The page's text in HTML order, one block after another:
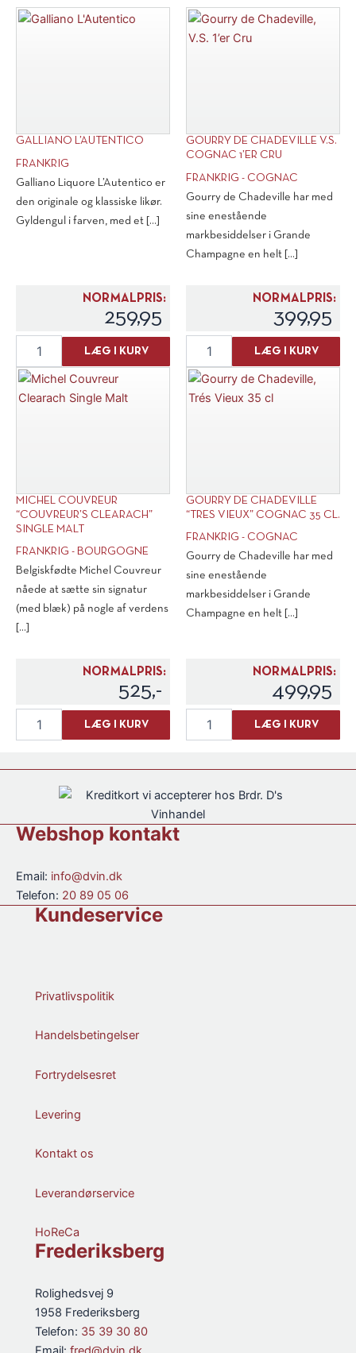
GALLIANO L’AUTENTICO
FRANKRIG
Galliano Liquore L’Autentico er
den originale og klassiske likør.
Gyldengul i farven, med et [...]
NORMALPRIS:
259,95
L'Autentico
antal
LÆG I KURV
GOURRY DE CHADEVILLE V.S.
COGNAC 1’ER CRU
FRANKRIG - COGNAC
Gourry de Chadeville har med
sine enestående
markbesiddelser i Grande
Champagne en helt [...]
NORMALPRIS:
399,95
Chadeville
V.S.
Cognac
LÆG I KURV
MICHEL COUVREUR
“COUVREUR’S CLEARACH”
SINGLE MALT
FRANKRIG - BOURGOGNE
Belgiskfødte Michel Couvreur
nåede at sætte sin signatur
(med blæk) på nogle af verdens
[...]
NORMALPRIS:
525,-
Couvreur
LÆG I KURV
GOURRY DE CHADEVILLE
“TRES VIEUX” COGNAC 35 CL.
FRANKRIG - COGNAC
Gourry de Chadeville har med
sine enestående
markbesiddelser i Grande
Champagne en helt [...]
NORMALPRIS:
499,95
Cognac
35
cl.
LÆG I KURV
Webshop kontakt
Email: info@dvin.dk
Telefon: 20 89 05 06
Kundeservice
Privatlivspolitik
Handelsbetingelser
Fortrydelsesret
Levering
Kontakt os
Leverandørservice
HoReCa
Frederiksberg
Rolighedsvej 9
1958 Frederiksberg
Telefon: 35 39 30 80